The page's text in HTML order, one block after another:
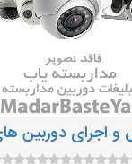
اجرای دوربین